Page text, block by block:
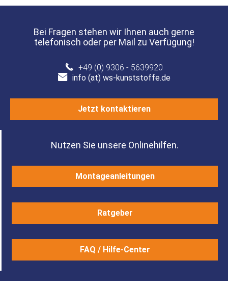
Bei Fragen stehen wir Ihnen auch gerne
telefonisch oder per Mail zu Verfügung!
+49 (0) 9306 - 5639920
info (at) ws-kunststoffe.de
Jetzt kontaktieren
Nutzen Sie unsere Onlinehilfen.
Montageanleitungen
Ratgeber
FAQ / Hilfe-Center